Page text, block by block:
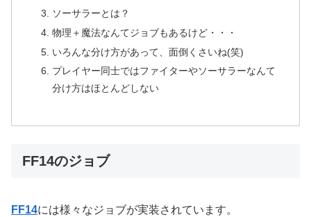
ソーサラーとは？
物理＋魔法なんてジョブもあるけど・・・
いろんな分け方があって、面倒くさいね(笑)
プレイヤー同士ではファイターやソーサラーなんて
分け方はほとんどしない
FF14のジョブ
FF14には様々なジョブが実装されています。